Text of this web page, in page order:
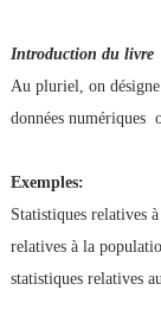
Introduction du livre
Au pluriel, on
données numériques
Exemples:
Statistiques relatives
relatives à la
statistiques relatives